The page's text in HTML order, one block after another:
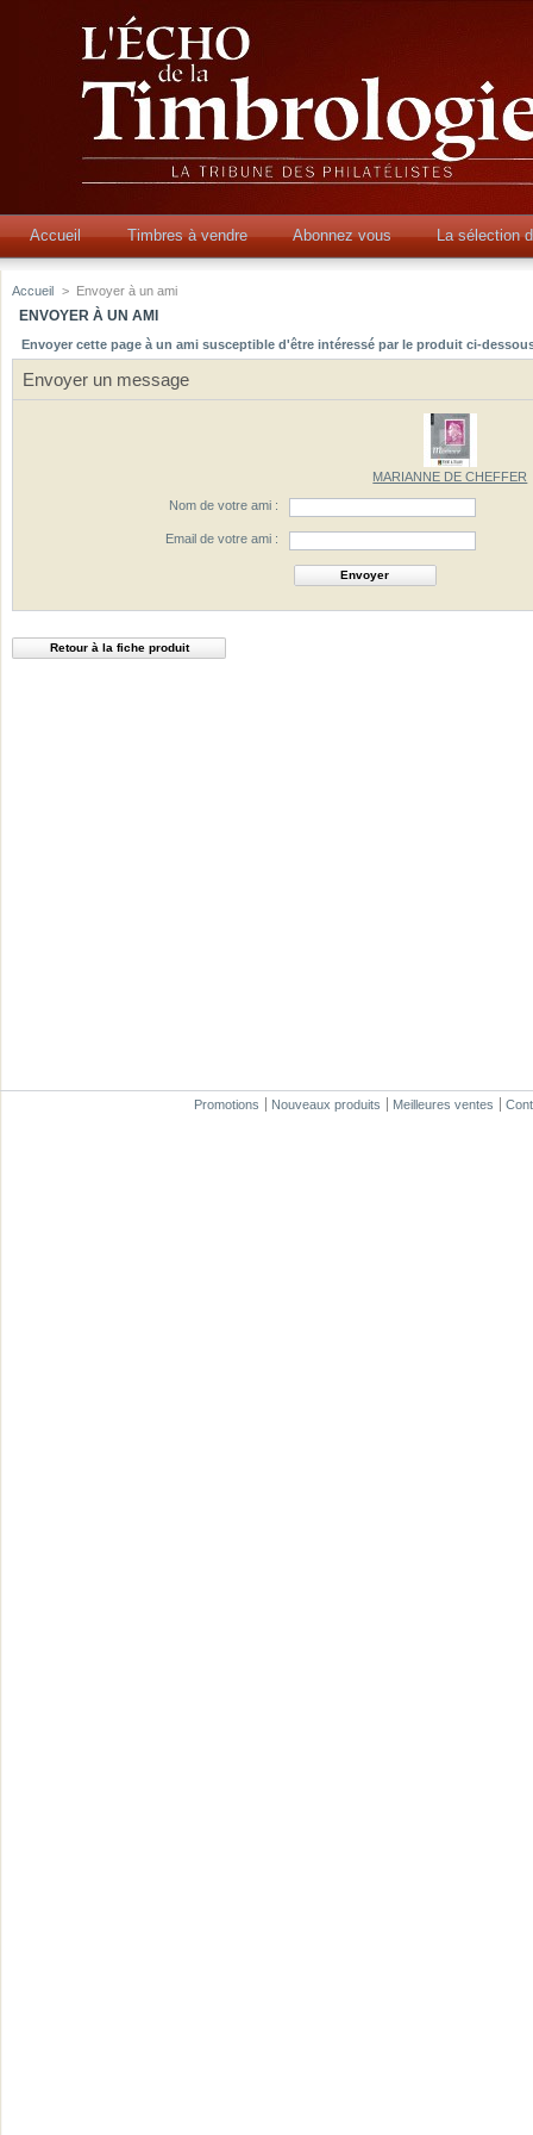
Accueil Timbres à vendre Abonnez vous La sélection
Accueil > Envoyer à un ami
ENVOYER À UN AMI
Envoyer cette page à un ami susceptible d'être intéressé par le produit ci-
Envoyer un message
MARIANNE DE CHEFFER
Nom de votre ami :
Email de votre ami :
Retour à la fiche produit
Promotions Nouveaux produits Meilleures ventes